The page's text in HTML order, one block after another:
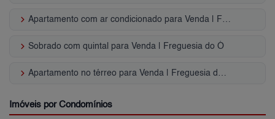
keyboard_arrow_right Apartamento com ar condicionado para Venda | Freguesia do Ó
keyboard_arrow_right Sobrado com quintal para Venda | Freguesia do Ó
keyboard_arrow_right Apartamento no térreo para Venda | Freguesia do Ó
Imóveis por Condomínios